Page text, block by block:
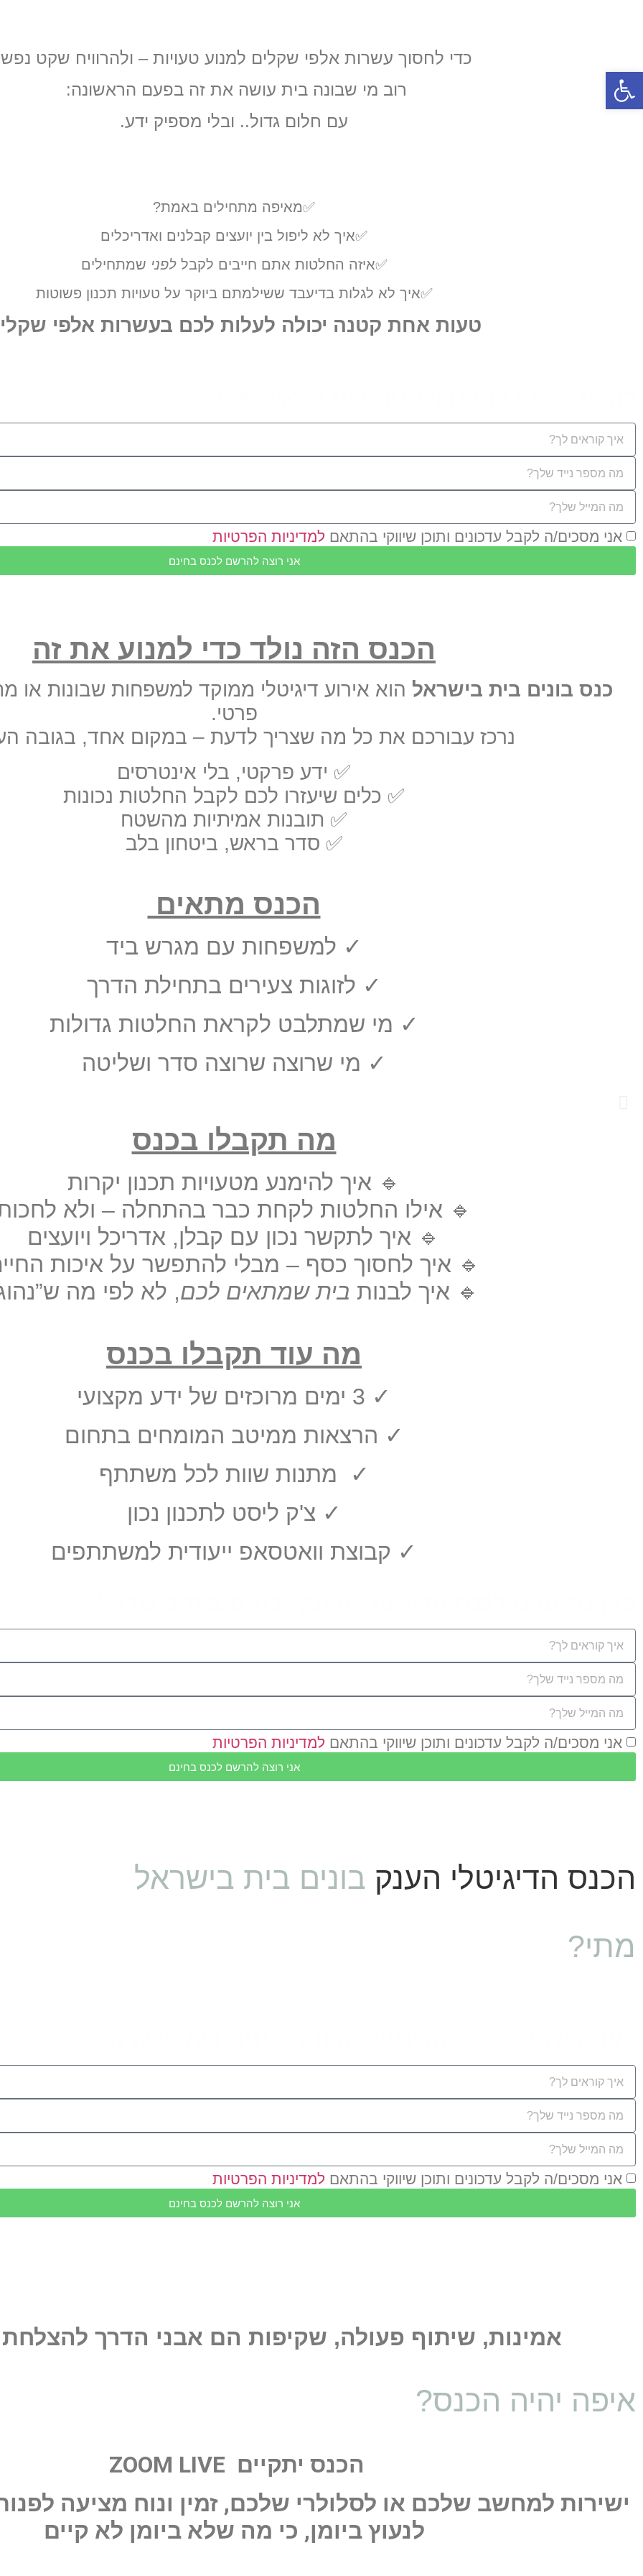
כדי לחסוך עשרות אלפי שקלים למנוע טעויות – ולהרוויח שקט
רוב מי שבונה בית עושה את זה בפעם הראשונה:
עם חלום גדול.. ובלי מספיק ידע.
✅מאיפה מתחילים באמת?
✅איך לא ליפול בין יועצים קבלנים ואדריכלים
✅איזה החלטות אתם חייבים לקבללפני שמתחילים
✅איך לא לגלות בדיעבד ששילמתם ביוקר על טעויות תכנון פשוטות
טעות אחת קטנה יכולה לעלות לכם בעשרות אלפי
אני מסכים/ה לקבל עדכונים ותוכן שיווקי בהתאם למדיניות הפרטיות
אני רוצה להרשם לכנס בחינם
הכנס הזה נולד כדי למנוע את זה
כנס בונים בית בישראל הוא אירוע דיגיטלי ממוקד למשפחות שבונות או
פרטי.
נרכז עבורכם את כל מה שצריך לדעת – במקום אחד, בגובה
✅ ידע פרקטי, בלי אינטרסים
✅ כלים שיעזרו לכם לקבל החלטות נכונות
✅ תובנות אמיתיות מהשטח
✅ סדר בראש, ביטחון בלב
הכנס מתאים
✓ למשפחות עם מגרש ביד
✓ לזוגות צעירים בתחילת הדרך
✓ מי שמתלבט לקראת החלטות גדולות
✓ מי שרוצה שרוצה סדר ושליטה
מה תקבלו בכנס
🔹 איך להימנע מטעויות תכנון יקרות
🔹 אילו החלטות לקחת כבר בהתחלה – ולא
🔹 איך לתקשר נכון עם קבלן, אדריכל ויועצים
🔹 איך לחסוך כסף – מבלי להתפשר על איכות
🔹 איך לבנות בית שמתאים לכם, לא לפי מה
מה עוד תקבלו בכנס
✓ 3 ימים מרוכזים של ידע מקצועי
✓ הרצאות ממיטב המומחים בתחום
✓ מתנות שוות לכל משתתף
✓ צ'ק ליסט לתכנון נכון
✓ קבוצת וואטסאפ ייעודית למשתתפים
אני מסכים/ה לקבל עדכונים ותוכן שיווקי בהתאם למדיניות הפרטיות
אני רוצה להרשם לכנס בחינם
הכנס הדיגיטלי הענק בונים בית בישראל
מתי?
אני מסכים/ה לקבל עדכונים ותוכן שיווקי בהתאם למדיניות הפרטיות
אני רוצה להרשם לכנס בחינם
אמינות, שיתוף פעולה, שקיפות הם אבני הדרך
איפה יהיה הכנס?
הכנס יתקיים ZOOM LIVE
ישירות למחשב שלכם או לסלולרי שלכם, זמין ונוח מציעה
לנעוץ ביומן, כי מה שלא ביומן לא קיים
פתח סרגל נגישות